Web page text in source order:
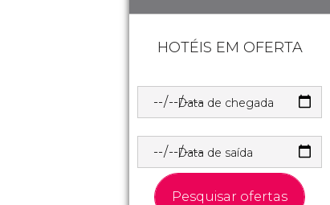
HOTÉIS EM OFERTA
Data de chegada
Data de saída
Pesquisar ofertas